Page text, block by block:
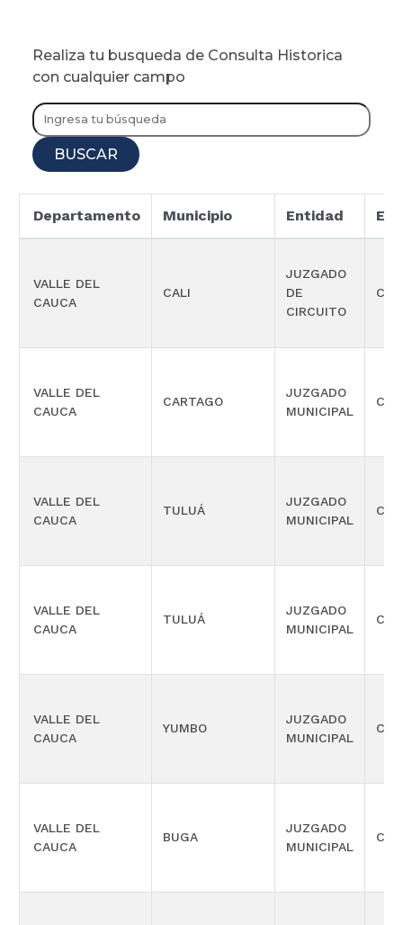
Realiza tu busqueda de Consulta Historica
con cualquier campo
BUSCAR
Departamento Municipio Entidad
VALLE DEL
CAUCA
CALI
JUZGADO
DE
CIRCUITO
VALLE DEL
CAUCA
CARTAGO
JUZGADO
MUNICIPAL
VALLE DEL
CAUCA
TULUÁ
JUZGADO
MUNICIPAL
VALLE DEL
CAUCA
TULUÁ
JUZGADO
MUNICIPAL
VALLE DEL
CAUCA
YUMBO
JUZGADO
MUNICIPAL
VALLE DEL
CAUCA
BUGA
JUZGADO
MUNICIPAL